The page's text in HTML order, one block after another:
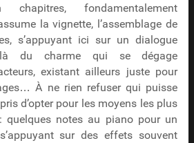
fondamentalement
la vignette, l’assemblage de
s’appuyant ici sur un dialogue
du charme qui se dégage
existant ailleurs juste pour
À ne rien refuser qui puisse
d’opter pour les moyens les plus
quelques notes au piano pour un
sur des effets souvent